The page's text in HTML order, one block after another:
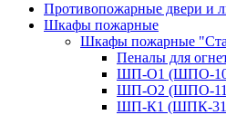
Противопожарные двери и
Шкафы пожарные
Шкафы пожарные
Пеналы для
ШП-О1 (ШПО-
ШП-О2 (ШПО-
ШП-К1 (ШПК-